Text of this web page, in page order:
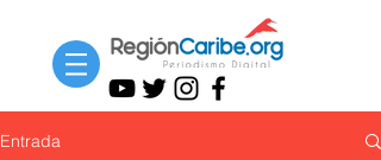
Entrada